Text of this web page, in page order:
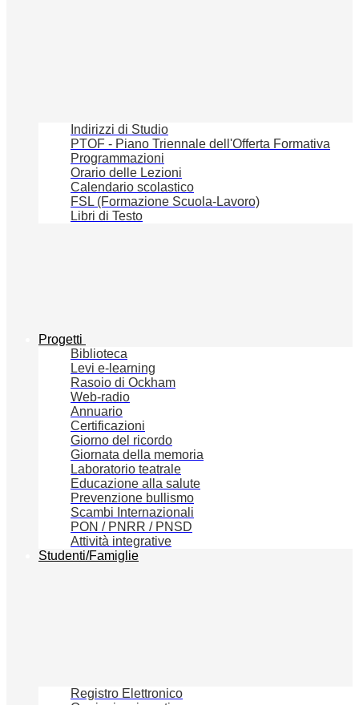
Indirizzi di Studio
PTOF - Piano Triennale dell'Offerta Formativa
Programmazioni
Orario delle Lezioni
Calendario scolastico
FSL (Formazione Scuola-Lavoro)
Libri di Testo
Progetti
Biblioteca
Levi e-learning
Rasoio di Ockham
Web-radio
Annuario
Certificazioni
Giorno del ricordo
Giornata della memoria
Laboratorio teatrale
Educazione alla salute
Prevenzione bullismo
Scambi Internazionali
PON / PNRR / PNSD
Attività integrative
Studenti/Famiglie
Registro Elettronico